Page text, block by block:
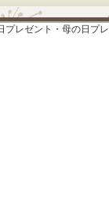
レゼント・母の日プ